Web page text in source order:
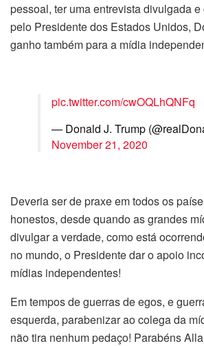
pessoal, ter uma entrevista divulgada e
pelo Presidente dos Estados Unidos,
ganho também para a mídia
pic.twitter.com/cwOQLhQNFq
— Donald J. Trump
November 21, 2020
Deveria ser de praxe em todos os
honestos, desde quando as grandes
divulgar a verdade, como está
no mundo, o Presidente dar o apoio
mídias independentes!
Em tempos de guerras de egos, e
esquerda, parabenizar ao colega da
não tira nenhum pedaço! Parabéns